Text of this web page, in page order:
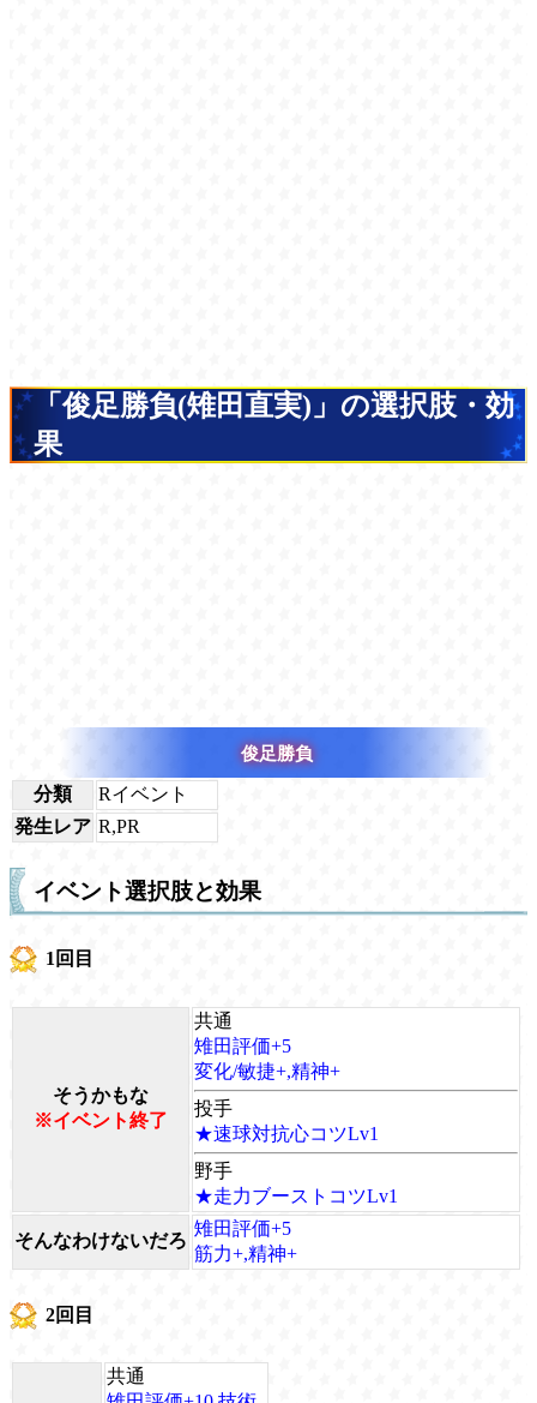
「俊足勝負(雉田直実)」の選択肢・効
果
俊足勝負
分類
Rイベント
発生レア R,PR
イベント選択肢と効果
1回目
そうかもな
※イベント終了
共通
雉田評価+5
変化/敏捷+,精神+
投手
★速球対抗心コツLv1
野手
★走力ブーストコツLv1
そんなわけないだろ
雉田評価+5
筋力+,精神+
2回目
共通